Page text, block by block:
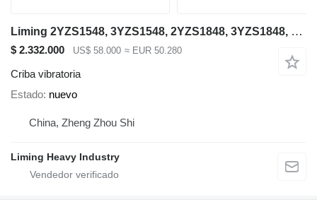
Liming 2YZS1548, 3YZS1548, 2YZS1848, 3YZS1848, 4YZS1848
$ 2.332.000 US$ 58.000 ≈ EUR 50.280
Criba vibratoria
Estado nuevo
China, Zheng Zhou Shi
Liming Heavy Industry